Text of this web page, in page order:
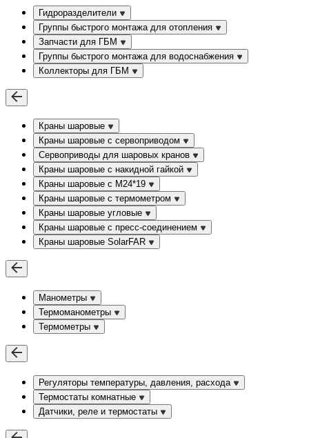
Гидроразделители
Группы быстрого монтажа для отопления
Запчасти для ГБМ
Группы быстрого монтажа для водоснабжения
Коллекторы для ГБМ
Краны шаровые
Краны шаровые с сервоприводом
Сервоприводы для шаровых кранов
Краны шаровые с накидной гайкой
Краны шаровые с М24*19
Краны шаровые с термометром
Краны шаровые угловые
Краны шаровые c пресс-соединением
Краны шаровые SolarFAR
Манометры
Термоманометры
Термометры
Регуляторы температуры, давления, расхода
Термостаты комнатные
Датчики, реле и термостаты